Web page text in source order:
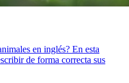
en inglés? En esta
de forma correcta sus